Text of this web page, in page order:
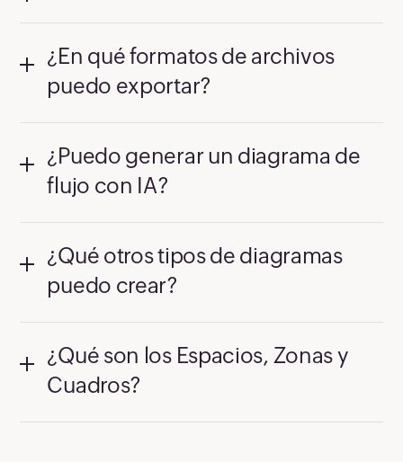
¿En qué formatos de archivos
puedo exportar?
¿Puedo generar un diagrama de
flujo con IA?
¿Qué otros tipos de diagramas
puedo crear?
¿Qué son los Espacios, Zonas y
Cuadros?